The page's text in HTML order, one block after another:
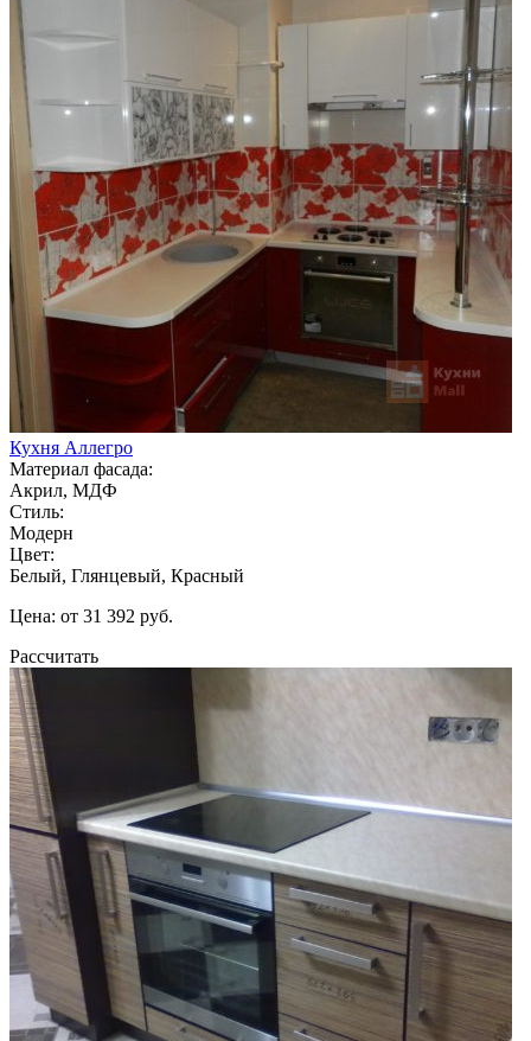
Кухня Аллегро
Материал фасада:
Акрил, МДФ
Стиль:
Модерн
Цвет:
Белый, Глянцевый, Красный
Цена: от 31 392 руб.
Рассчитать